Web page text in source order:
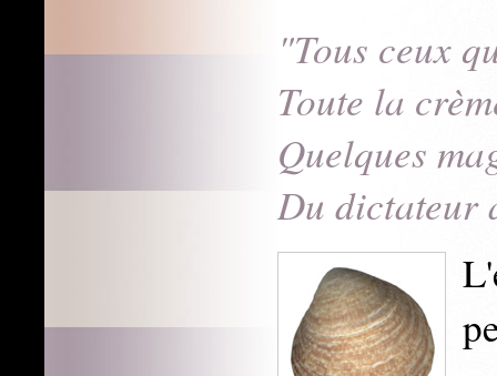
"Tous ceux
Toute la
Quelques
Du dictateur